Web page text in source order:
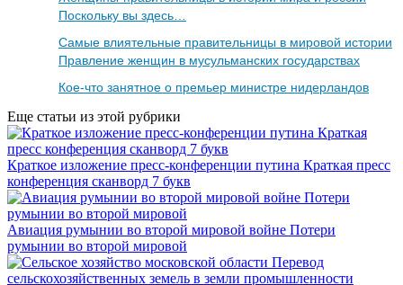
Поскольку вы здесь…
Самые влиятельные правительницы в мировой истории
Правление женщин в мусульманских государствах
Кое-что занятное о премьер министре нидерландов
Еще статьи из этой рубрики
Краткое изложение пресс-конференции путина Краткая пресс
конференция сканворд 7 букв
Авиация румынии во второй мировой войне Потери
румынии во второй мировой